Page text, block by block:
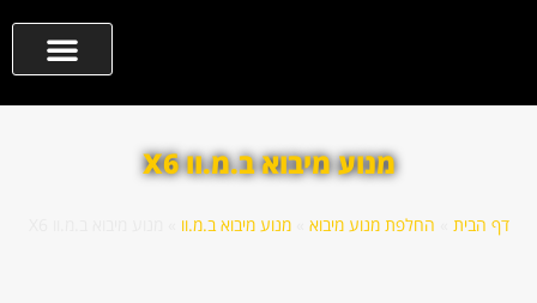
מנוע מיבוא ב.מ.וו X6
דף הבית החלפת מנוע מיבוא »מנוע מיבוא ב.מ.וו